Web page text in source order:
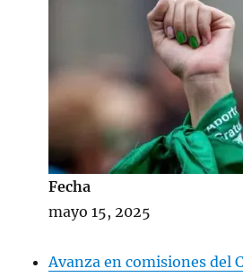
Fecha
mayo 15, 2025
Avanza en comisiones del